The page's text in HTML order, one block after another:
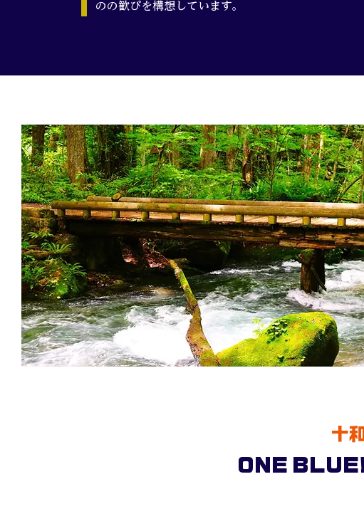
のの歓びを構想しています。
十
ONE